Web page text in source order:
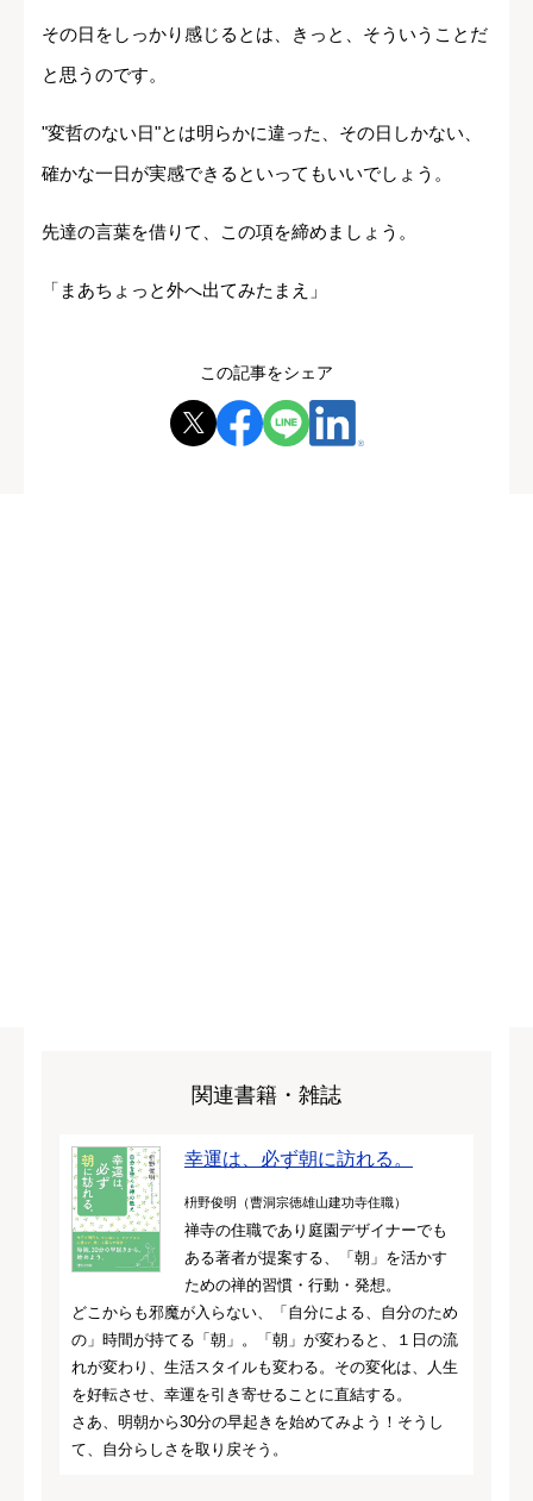
その日をしっかり感じるとは、きっと、そういうことだ
と思うのです。
"変哲のない日"とは明らかに違った、その日しかない、
確かな一日が実感できるといってもいいでしょう。
先達の言葉を借りて、この項を締めましょう。
「まあちょっと外へ出てみたまえ」
この記事をシェア
関連書籍・雑誌
幸運は、必ず朝に訪れる。
枡野俊明（曹洞宗徳雄山建功寺住職）
禅寺の住職であり庭園デザイナーでも
ある著者が提案する、「朝」を活かす
ための禅的習慣・行動・発想。
どこからも邪魔が入らない、「自分による、自分のため
の」時間が持てる「朝」。「朝」が変わると、１日の流
れが変わり、生活スタイルも変わる。その変化は、人生
を好転させ、幸運を引き寄せることに直結する。
さあ、明朝から30分の早起きを始めてみよう！そうし
て、自分らしさを取り戻そう。